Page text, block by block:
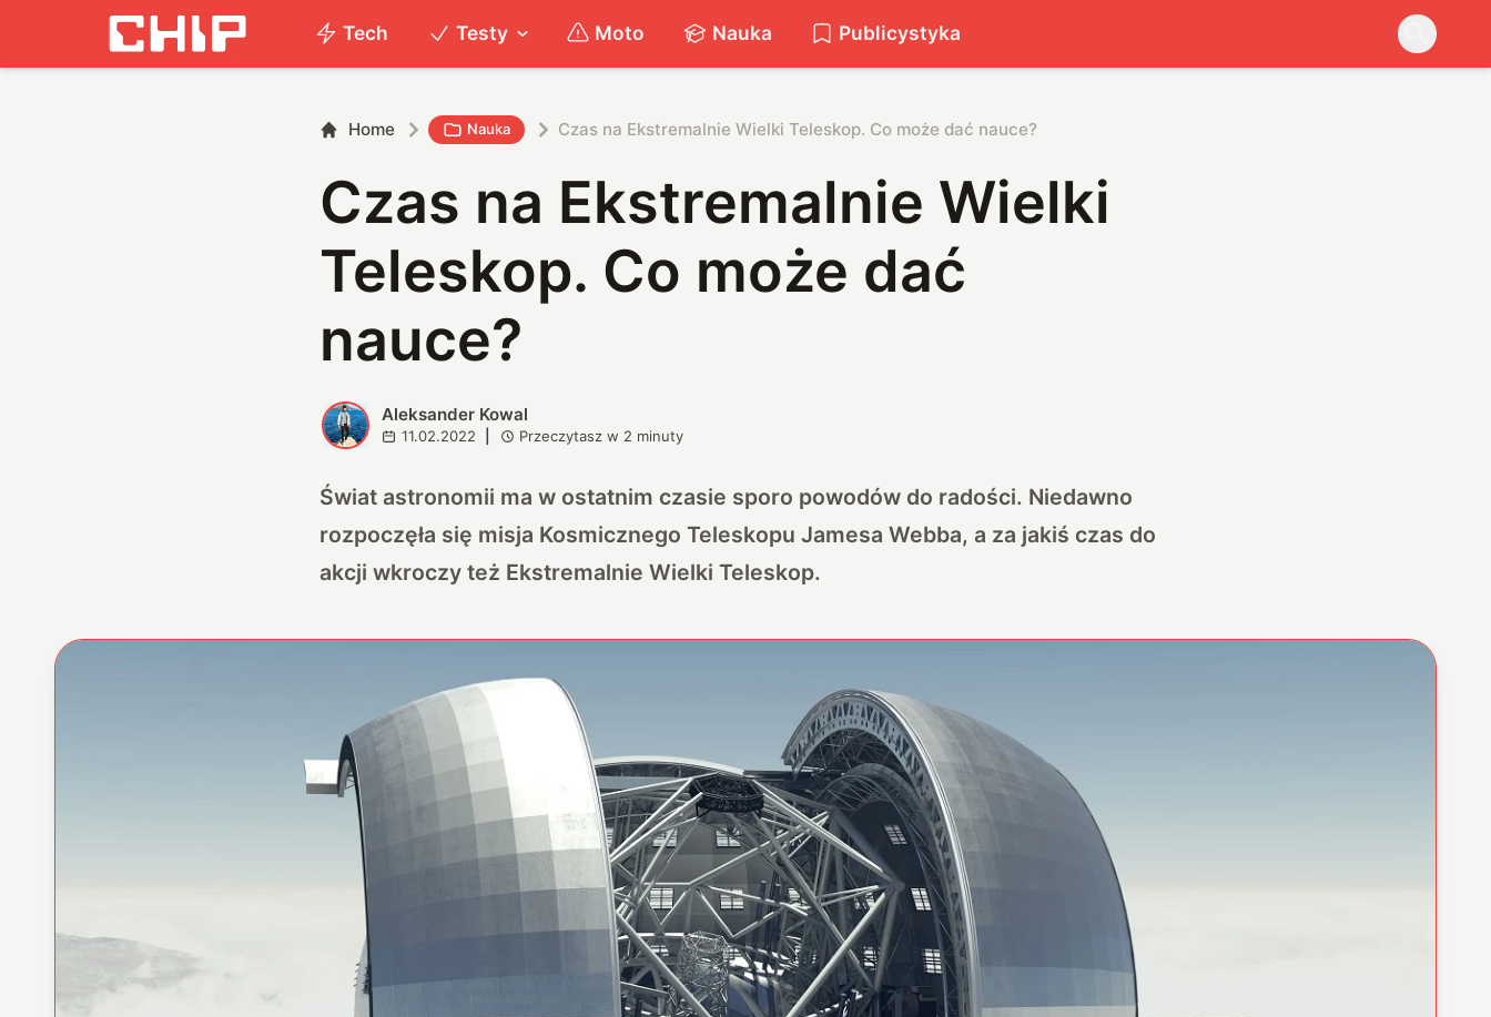
Tech Testy Moto Nauka Publicystyka
Home Nauka Czas na Ekstremalnie Wielki Teleskop. Co może dać nauce?
Czas na Ekstremalnie Wielki
Teleskop. Co może dać
nauce?
A Aleksander Kowal
11.02.2022 Przeczytasz w 2 minuty
Świat astronomii ma w ostatnim czasie sporo powodów do radości. Niedawno
rozpoczęła się misja Kosmicznego Teleskopu Jamesa Webba, a za jakiś czas do
akcji wkroczy też Ekstremalnie Wielki Teleskop.